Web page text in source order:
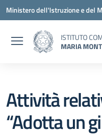
Vai ai contenuti
Vai al menu di navigazione
Vai al footer
Ministero dell'Istruzione e del
ISTITUTO
MARIA
Attività
“Adotta un